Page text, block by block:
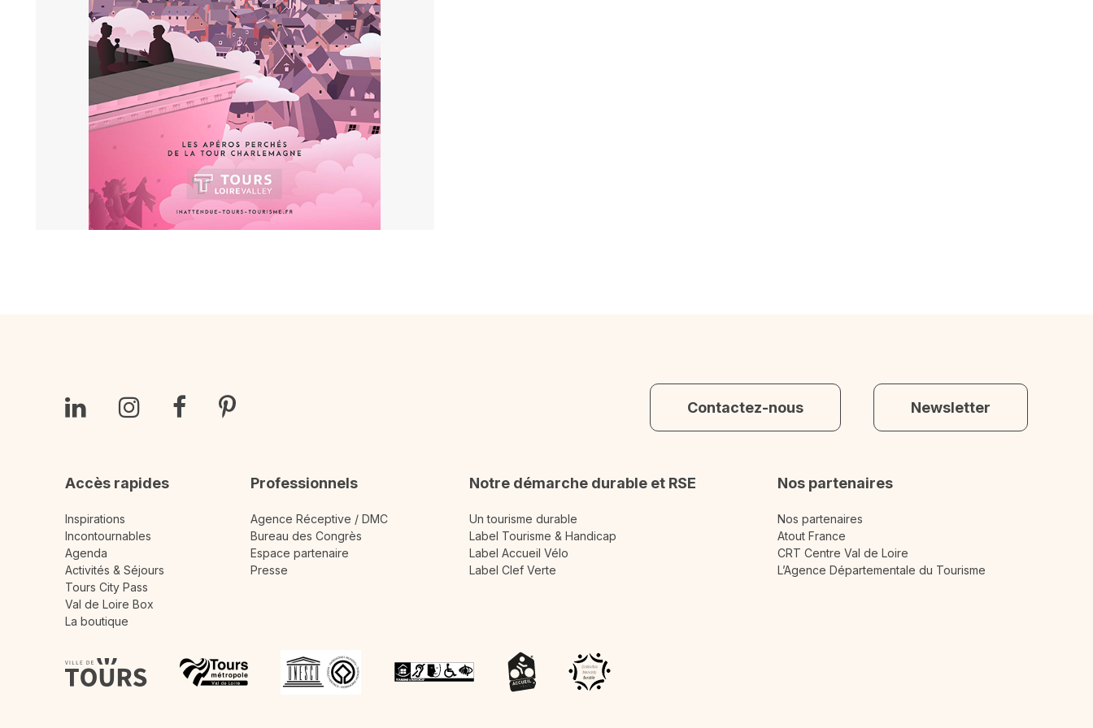
Contactez-nous Newsletter
Accès rapides
Inspirations
Incontournables
Agenda
Activités & Séjours
Tours City Pass
Val de Loire Box
La boutique
Professionnels
Agence Réceptive / DMC
Bureau des Congrès
Espace partenaire
Presse
Notre démarche durable et RSE
Un tourisme durable
Label Tourisme & Handicap
Label Accueil Vélo
Label Clef Verte
Nos partenaires
Nos partenaires
Atout France
CRT Centre Val de Loire
L’Agence Départementale du Tourisme